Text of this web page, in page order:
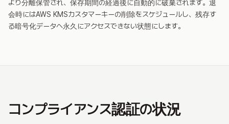
より分離保管され、保存期間の経過後に自動的に破棄されます。退
会時にはAWS KMSカスタマーキーの削除をスケジュールし、残存す
る暗号化データへ永久にアクセスできない状態にします。
コンプライアンス認証の状況